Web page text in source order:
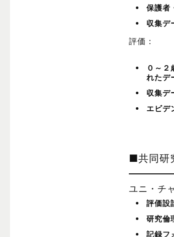
保護者
収集デ
評価：
０～２
れたデ
収集デ
エビデ
■共同研
ユニ・チ
評価設
研究倫
記録フ